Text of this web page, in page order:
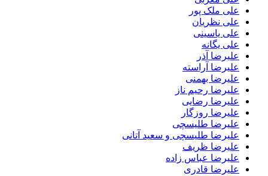
علی ملک پور
علی نظریان
علی یاسینی
علی یگانه
علیرضا آذر
علیرضا آراسته
علیرضا بهمنی
علیرضا رحیم ناز
علیرضا رضایی
علیرضا روزگار
علیرضا طلیسچی
علیرضا طلیسچی و سعید آتانی
علیرضا ظریف
علیرضا عباس زاده
علیرضا قادری